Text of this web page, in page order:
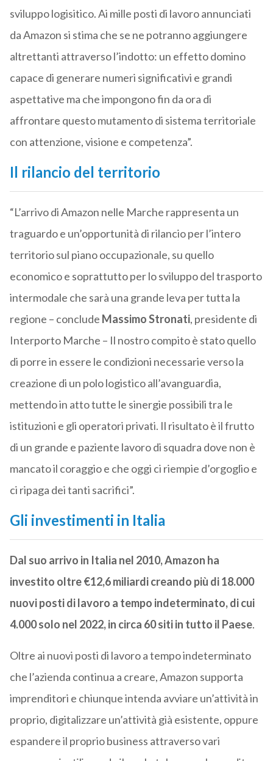
sviluppo logisitico. Ai mille posti di lavoro annunciati
da Amazon si stima che se ne potranno aggiungere
altrettanti attraverso l’indotto: un effetto domino
capace di generare numeri significativi e grandi
aspettative ma che impongono fin da ora di
affrontare questo mutamento di sistema territoriale
con attenzione, visione e competenza”.
Il rilancio del territorio
“L’arrivo di Amazon nelle Marche rappresenta un
traguardo e un’opportunità di rilancio per l’intero
territorio sul piano occupazionale, su quello
economico e soprattutto per lo sviluppo del trasporto
intermodale che sarà una grande leva per tutta la
regione – conclude Massimo Stronati, presidente di
Interporto Marche – Il nostro compito è stato quello
di porre in essere le condizioni necessarie verso la
creazione di un polo logistico all’avanguardia,
mettendo in atto tutte le sinergie possibili tra le
istituzioni e gli operatori privati. Il risultato è il frutto
di un grande e paziente lavoro di squadra dove non è
mancato il coraggio e che oggi ci riempie d’orgoglio e
ci ripaga dei tanti sacrifici”.
Gli investimenti in Italia
Dal suo arrivo in Italia nel 2010, Amazon ha
investito oltre €12,6 miliardi creando più di 18.000
nuovi posti di lavoro a tempo indeterminato, di cui
4.000 solo nel 2022, in circa 60 siti in tutto il Paese.
Oltre ai nuovi posti di lavoro a tempo indeterminato
che l’azienda continua a creare, Amazon supporta
imprenditori e chiunque intenda avviare un’attività in
proprio, digitalizzare un’attività già esistente, oppure
espandere il proprio business attraverso vari